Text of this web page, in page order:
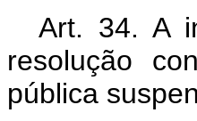
Art. 34. A
resolução
pública